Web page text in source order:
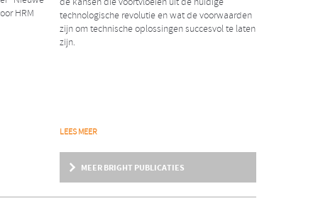
NIEUWS
Erwin Rexwinkel nieuwe
partner Bright & Company
HRM
technologische revolutie en wat de voorwaarden
zijn om technische oplossingen succesvol te laten
zijn.
LEES MEER
MEER BRIGHT PUBLICATIES